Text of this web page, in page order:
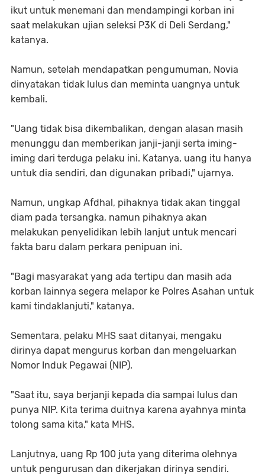
ikut untuk menemani dan mendampingi korban ini
saat melakukan ujian seleksi P3K di Deli Serdang,"
katanya.
Namun, setelah mendapatkan pengumuman, Novia
dinyatakan tidak lulus dan meminta uangnya untuk
kembali.
"Uang tidak bisa dikembalikan, dengan alasan masih
menunggu dan memberikan janji-janji serta iming-
iming dari terduga pelaku ini. Katanya, uang itu hanya
untuk dia sendiri, dan digunakan pribadi," ujarnya.
Namun, ungkap Afdhal, pihaknya tidak akan tinggal
diam pada tersangka, namun pihaknya akan
melakukan penyelidikan lebih lanjut untuk mencari
fakta baru dalam perkara penipuan ini.
"Bagi masyarakat yang ada tertipu dan masih ada
korban lainnya segera melapor ke Polres Asahan untuk
kami tindaklanjuti," katanya.
Sementara, pelaku MHS saat ditanyai, mengaku
dirinya dapat mengurus korban dan mengeluarkan
Nomor Induk Pegawai (NIP).
"Saat itu, saya berjanji kepada dia sampai lulus dan
punya NIP. Kita terima duitnya karena ayahnya minta
tolong sama kita," kata MHS.
Lanjutnya, uang Rp 100 juta yang diterima olehnya
untuk pengurusan dan dikerjakan dirinya sendiri.